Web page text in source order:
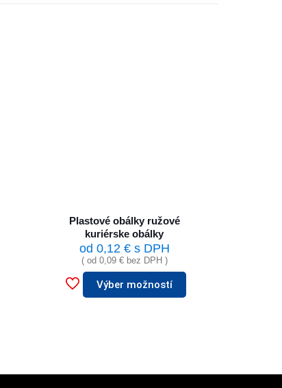
Plastové obálky ružové
kuriérske obálky
od 0,12 €s DPH
( od 0,09 €bez DPH )
Výber možností